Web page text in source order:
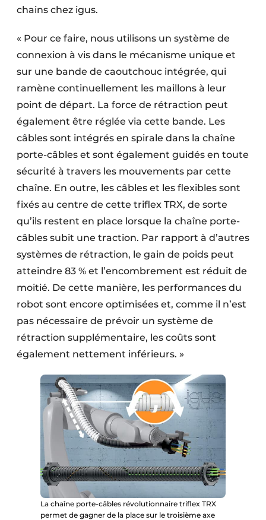
chains chez igus.
« Pour ce faire, nous utilisons un système de
connexion à vis dans le mécanisme unique et
sur une bande de caoutchouc intégrée, qui
ramène continuellement les maillons à leur
point de départ. La force de rétraction peut
également être réglée via cette bande. Les
câbles sont intégrés en spirale dans la chaîne
porte-câbles et sont également guidés en toute
sécurité à travers les mouvements par cette
chaîne. En outre, les câbles et les flexibles sont
fixés au centre de cette triflex TRX, de sorte
qu’ils restent en place lorsque la chaîne porte-
câbles subit une traction. Par rapport à d’autres
systèmes de rétraction, le gain de poids peut
atteindre 83 % et l’encombrement est réduit de
moitié. De cette manière, les performances du
robot sont encore optimisées et, comme il n’est
pas nécessaire de prévoir un système de
rétraction supplémentaire, les coûts sont
également nettement inférieurs. »
La chaîne porte-câbles révolutionnaire triflex TRX
permet de gagner de la place sur le troisième axe